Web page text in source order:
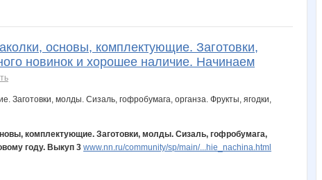
основы, комплектующие. Заготовки,
новинок и хорошее наличие. Начинаем
комплектующие. Заготовки, молды. Сизаль, гофробумага,
году. Выкуп 3 www.nn.ru/community/sp/main/...hie_nachina.html